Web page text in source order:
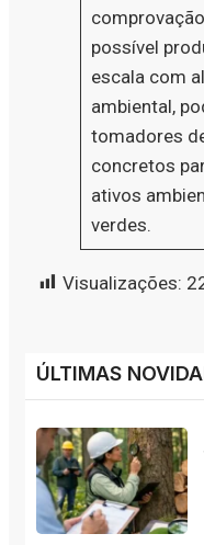
possível
escala com
ambiental,
tomadores
concretos
ativos
verdes.
Visualizações:
ÚLTIMAS